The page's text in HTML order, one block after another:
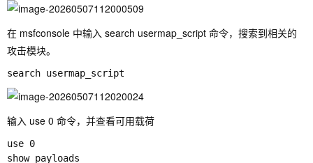
在 msfconsole 中输入 search usermap_script 命令，搜索到相关的
攻击模块。
输入 use 0 命令，并查看可用载荷
use 0